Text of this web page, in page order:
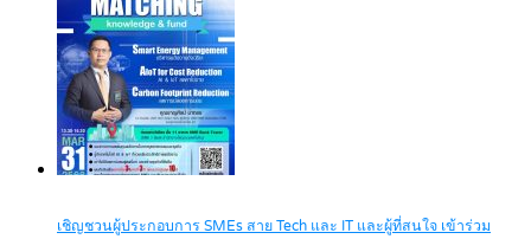
เชิญชวนผู้ประกอบการ SMEs สาย Tech และ IT และผู้ที่สนใจ เข้าร่วม